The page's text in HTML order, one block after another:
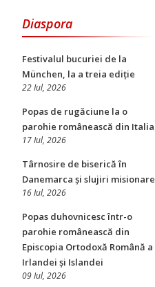
Diaspora
Festivalul bucuriei de la
München, la a treia ediție
22 Iul, 2026
Popas de rugăciune la o
parohie românească din Italia
17 Iul, 2026
Târnosire de biserică în
Danemarca și slujiri misionare
16 Iul, 2026
Popas duhovnicesc într-o
parohie românească din
Episcopia Ortodoxă Română a
Irlandei și Islandei
09 Iul, 2026